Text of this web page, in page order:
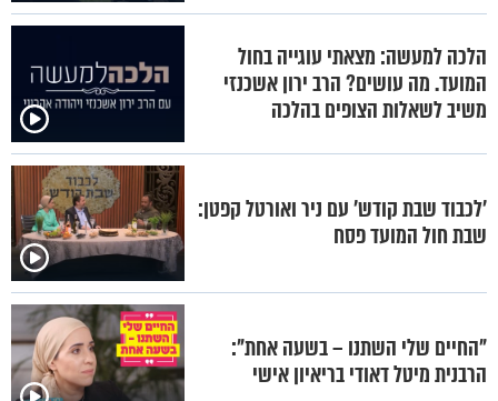
הלכה למעשה: מצאתי עוגייה בחול
המועד. מה עושים? הרב ירון אשכנזי
משיב לשאלות הצופים בהלכה
'לכבוד שבת קודש' עם ניר ואורטל קפטן:
שבת חול המועד פסח
"החיים שלי השתנו – בשעה אחת":
הרבנית מיטל דאודי בריאיון אישי